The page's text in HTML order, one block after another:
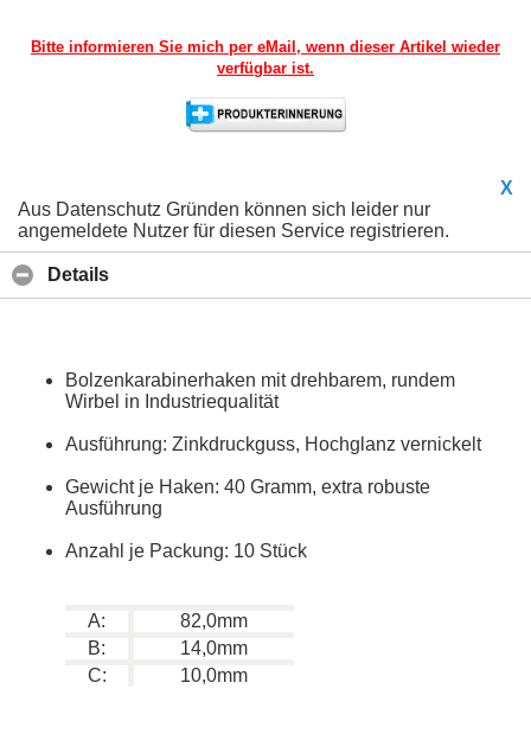
Bitte informieren Sie mich per eMail, wenn dieser Artikel wieder
verfügbar ist.
X
Aus Datenschutz Gründen können sich leider nur
angemeldete Nutzer für diesen Service registrieren.
Details
Bolzenkarabinerhaken mit drehbarem, rundem
Wirbel in Industriequalität
Ausführung: Zinkdruckguss, Hochglanz vernickelt
Gewicht je Haken: 40 Gramm, extra robuste
Ausführung
Anzahl je Packung: 10 Stück
A:
82,0mm
B:
14,0mm
C:
10,0mm